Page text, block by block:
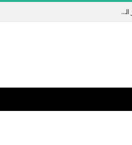
جيب سبتة الإسباني يثير القلق مع عبور الآلاف الحدود من المغرب | أخبار الهجرة